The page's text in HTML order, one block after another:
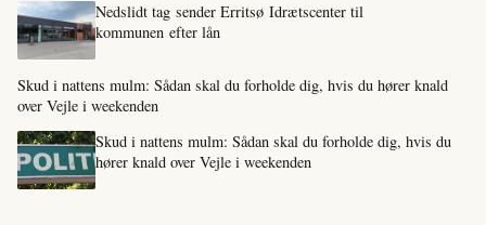
Nedslidt tag sender Erritsø Idrætscenter til
kommunen efter lån
Skud i nattens mulm: Sådan skal du forholde dig, hvis du hører knald
over Vejle i weekenden
Skud i nattens mulm: Sådan skal du forholde dig, hvis du
hører knald over Vejle i weekenden